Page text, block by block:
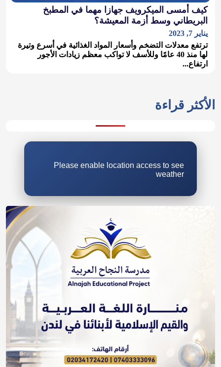
كيف أمسى الميكرويف جهازا مهما في المطبخ
البريطاني وسط أزمة المعيشة؟
يناير 7, 2023
ترتفع معدلات التضخم وأسعار المواد الغذائية في أسرع وتيرة
لها منذ 40 عامًا وللأسف لا تواكب معظم زيادات الأجور
ارتفاع...
الأكثر قراءة
Please enable location access to see
weather